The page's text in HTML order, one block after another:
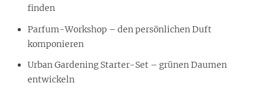
finden
Parfum-Workshop – den persönlichen Duft
komponieren
Urban Gardening Starter-Set – grünen Daumen
entwickeln